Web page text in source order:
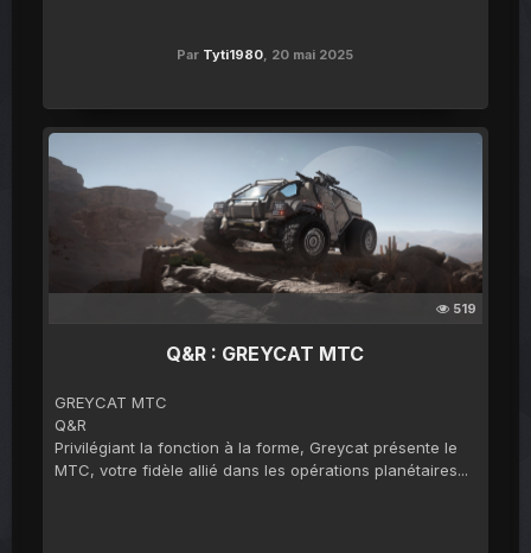
Par Tyti1980, 20 mai 2025
519
Q&R : GREYCAT MTC
GREYCAT MTC
Q&R
Privilégiant la fonction à la forme, Greycat présente le
MTC, votre fidèle allié dans les opérations planétaires...